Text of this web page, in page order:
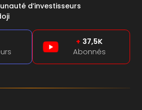
d’investisseurs
+ 37,5K
Abonnés